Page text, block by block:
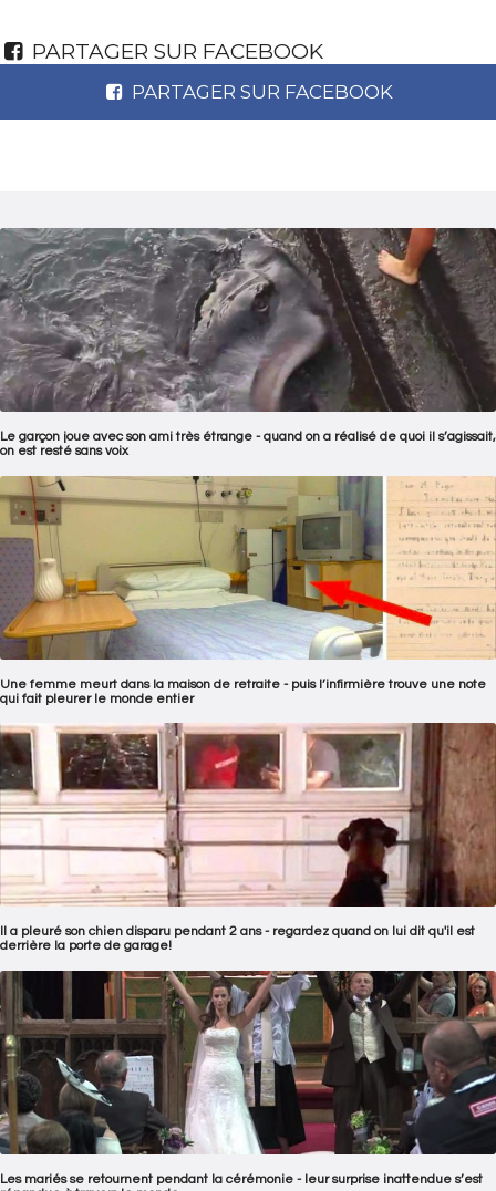
PARTAGER SUR FACEBOOK
PARTAGER SUR FACEBOOK
Le garçon joue avec son ami très étrange - quand on a réalisé de quoi il s’agissait,
on est resté sans voix
Une femme meurt dans la maison de retraite - puis l’infirmière trouve une note
qui fait pleurer le monde entier
Il a pleuré son chien disparu pendant 2 ans - regardez quand on lui dit qu'il est
derrière la porte de garage!
Les mariés se retournent pendant la cérémonie - leur surprise inattendue s’est